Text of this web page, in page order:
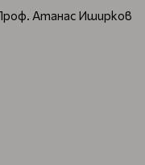
Атанас Иширков